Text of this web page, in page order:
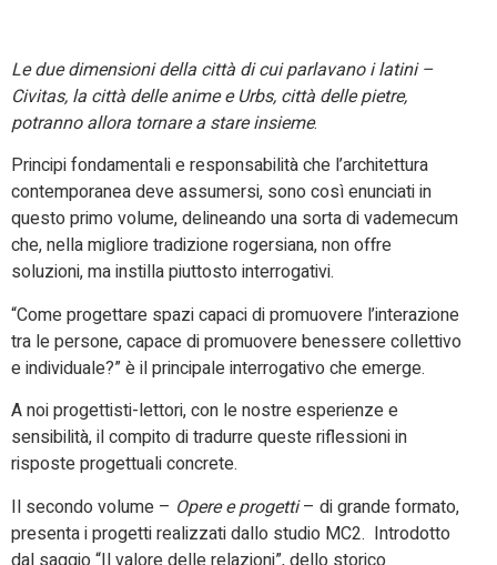
Le due dimensioni della città di cui parlavano i latini –
Civitas, la città delle anime e Urbs, città delle pietre,
potranno allora tornare a stare insieme.
Principi fondamentali e responsabilità che l’architettura
contemporanea deve assumersi, sono così enunciati in
questo primo volume, delineando una sorta di vademecum
che, nella migliore tradizione rogersiana, non offre
soluzioni, ma instilla piuttosto interrogativi.
“Come progettare spazi capaci di promuovere l’interazione
tra le persone, capace di promuovere benessere collettivo
e individuale?” è il principale interrogativo che emerge.
A noi progettisti-lettori, con le nostre esperienze e
sensibilità, il compito di tradurre queste riflessioni in
risposte progettuali concrete.
Il secondo volume – Opere e progetti– di grande formato,
presenta i progetti realizzati dallo studio MC2. Introdotto